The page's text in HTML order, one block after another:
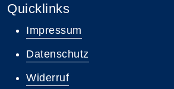
Quicklinks
Impressum
Datenschutz
Widerruf